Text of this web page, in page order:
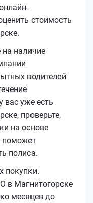
стоимость
на наличие
водителей
вас уже есть
проверьте,
на основе
поможет
полиса.
покупки.
в Магнитогорске
месяцев до